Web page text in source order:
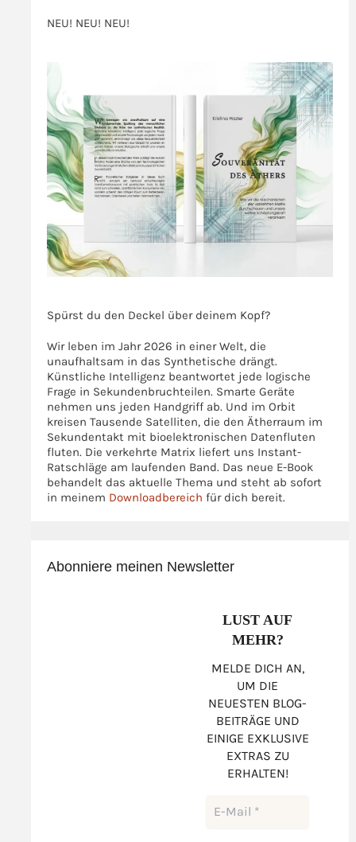
NEU! NEU! NEU!
Spürst du den Deckel über deinem Kopf?
Wir leben im Jahr 2026 in einer Welt, die
unaufhaltsam in das Synthetische drängt.
Künstliche Intelligenz beantwortet jede logische
Frage in Sekundenbruchteilen. Smarte Geräte
nehmen uns jeden Handgriff ab. Und im Orbit
kreisen Tausende Satelliten, die den Ätherraum im
Sekundentakt mit bioelektronischen Datenfluten
fluten. Die verkehrte Matrix liefert uns Instant-
Ratschläge am laufenden Band. Das neue E-Book
behandelt das aktuelle Thema und steht ab sofort
in meinem Downloadbereich für dich bereit.
Abonniere meinen Newsletter
LUST AUF
MEHR?
MELDE DICH AN,
UM DIE
NEUESTEN BLOG-
BEITRÄGE UND
EINIGE EXKLUSIVE
EXTRAS ZU
ERHALTEN!